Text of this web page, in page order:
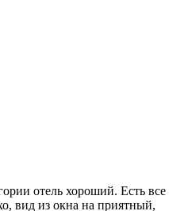
отель хороший. Есть все
вид из окна на приятный,